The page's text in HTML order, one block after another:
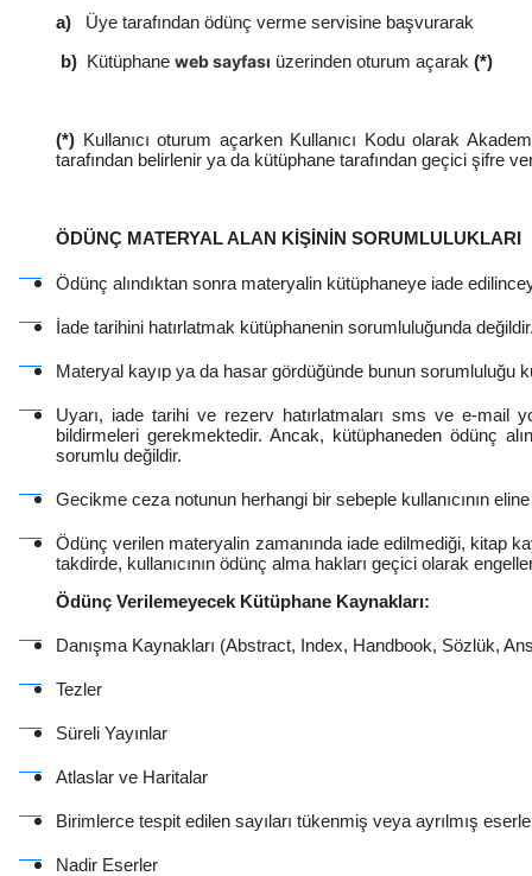
a) Üye tarafından ödünç verme servisine başvurarak
b) Kütüphane web sayfası üzerinden oturum açarak (*)
(*) Kullanıcı oturum açarken Kullanıcı Kodu olarak
tarafından belirlenir ya da kütüphane tarafından geçici şifre
ÖDÜNÇ MATERYAL ALAN KIŞININ SORUMLULUKLARI
Ödünç alındıktan sonra materyalin kütüphaneye iade
İade tarihini hatırlatmak kütüphanenin sorumluluğunda
Materyal kayıp ya da hasar gördüğünde bunun sorumluluğu
Uyarı, iade tarihi ve rezerv hatırlatmaları sms ve e-mail
bildirmeleri gerekmektedir. Ancak, kütüphaneden ödünç
sorumlu değildir.
Gecikme ceza notunun herhangi bir sebeple kullanıcının
Ödünç verilen materyalin zamanında iade edilmediği, kitap
takdirde, kullanıcının ödünç alma hakları geçici olarak
Ödünç Verilemeyecek Kütüphane Kaynakları:
Danışma Kaynakları (Abstract, Index, Handbook, Sözlük,
Tezler
Süreli Yayınlar
Atlaslar ve Haritalar
Birimlerce tespit edilen sayıları tükenmiş veya ayrılmış
Nadir Eserler